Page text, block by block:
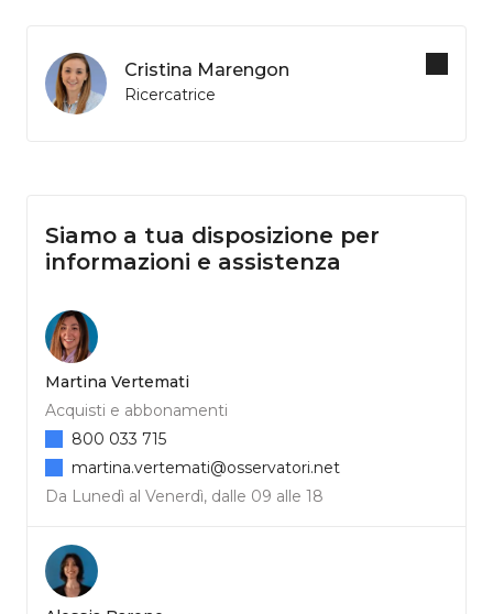
Cristina Marengon
Ricercatrice
Siamo a tua disposizione per
informazioni e assistenza
Martina Vertemati
Acquisti e abbonamenti
Da Lunedì al Venerdì, dalle 09 alle 18
800 033 715
martina.vertemati@osservatori.net